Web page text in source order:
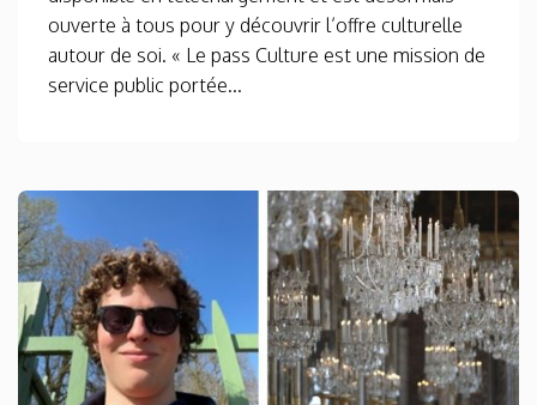
ouverte à tous pour y découvrir l’offre culturelle
autour de soi. « Le pass Culture est une mission de
service public portée...